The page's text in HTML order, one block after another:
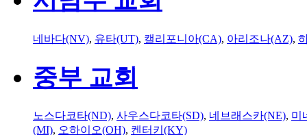
네바다(NV), 유타(UT), 캘리포니아(CA), 아리조나(AZ),
중부 교회
노스다코타(ND), 사우스다코타(SD), 네브래스카(NE), 미
(MI), 오하이오(OH), 켄터키(KY)